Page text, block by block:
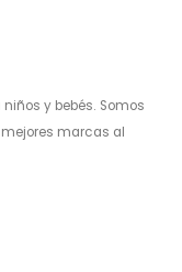
y bebés. Somos
marcas al